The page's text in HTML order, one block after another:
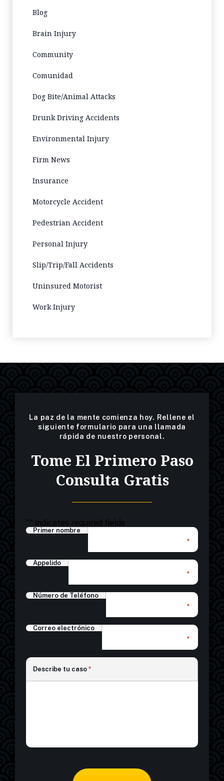
Blog
Brain Injury
Community
Comunidad
Dog Bite/Animal Attacks
Drunk Driving Accidents
Environmental Injury
Firm News
Insurance
Motorcycle Accident
Pedestrian Accident
Personal Injury
Slip/Trip/Fall Accidents
Uninsured Motorist
Work Injury
La paz de la mente comienza hoy. Rellene el
siguiente formulario para una llamada
rápida de nuestro personal.
Tome El Primero Paso
Consulta Gratis
"" indicates required fields
Primer nombre
*
Appelido
*
Número de Teléfono
*
Correo electrónico
*
Describe tu caso *